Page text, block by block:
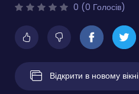
0 (0 Голосів)
Відкрити в новому вікні